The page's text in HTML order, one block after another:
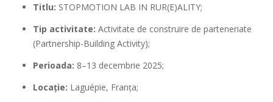
Titlu: STOPMOTION LAB IN RUR(E)ALITY;
Tip activitate: Activitate de construire de parteneriate
(Partnership-Building Activity);
Perioada: 8–13 decembrie 2025;
Locație: Laguépie, Franța;